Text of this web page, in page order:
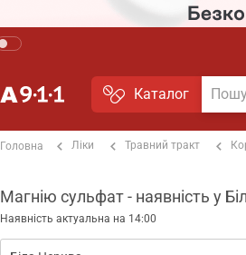
Каталог
Головна Ліки Травний тракт
Магнію сульфат - наявність у
Наявність актуальна на 14:00